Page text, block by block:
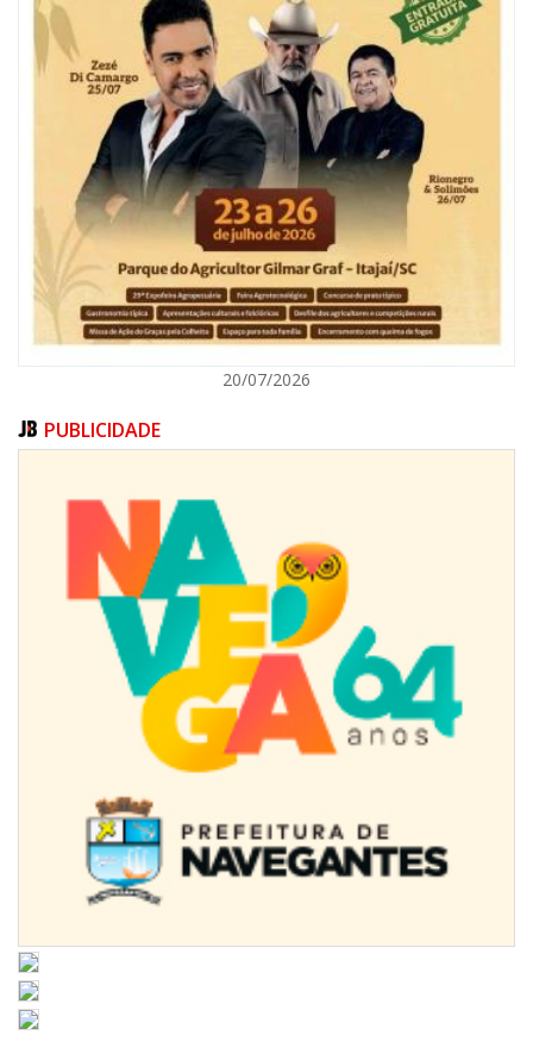
07/08/2026 | 18:03
COLUNA DO PRISCO PARAÍSO: Mídia domesticada, Centrão comprado e
Supremo fazendo jogo sujo
ITAJAÍ
Reginaldo Sama sobe ao palco nesta sexta, às 19h
BALNEÁRIO CAMBORIÚ
20/07/2026
PUBLICIDADE